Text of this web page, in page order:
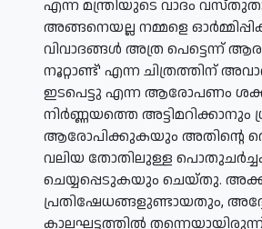
എന്ന മന്ത്രിയുടെ വാദം
അങ്ങനെയല്ല നമ്മളെ
വിവാദങ്ങള്‍ അത്ര പെട്ടെന്ന്
നൂറ്റാണ്ട്' എന്ന ചിത്രത്തിന്
ഇടപെട്ടു എന്ന ആരോപണം
നിര്‍ണ്ണയത്തെ
ആരോപിക്കുകയും അതിന്റെ
വലിയ തോതിലുള്ള
ചെയ്യപ്പെടുകയും ചെയ്തു.
പ്രതിഷേധങ്ങളുണ്ടായതും,
കാലഘട്ടത്തില്‍